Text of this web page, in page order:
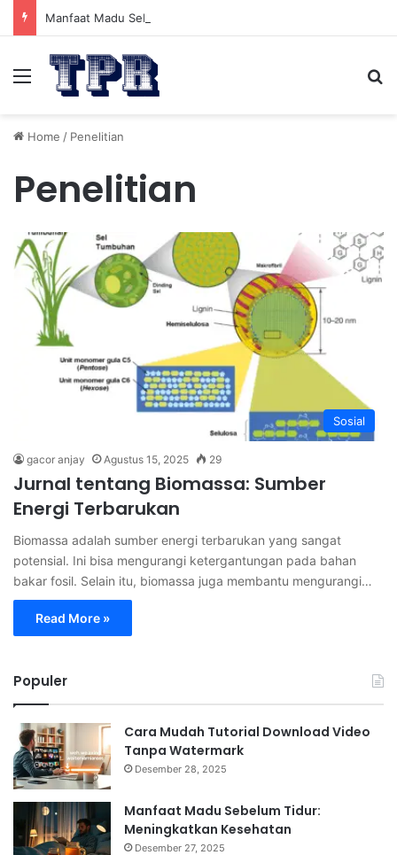
Manfaat Madu Sebelum Tidur: Meningkatkan Kesehatan
Menu
Home / Penelitian
Penelitian
Sosial
gacor anjay Agustus 15, 2025 29
Jurnal tentang Biomassa: Sumber
Energi Terbarukan
Biomassa adalah sumber energi terbarukan yang sangat
potensial. Ini bisa mengurangi ketergantungan pada bahan
bakar fosil. Selain itu, biomassa juga membantu mengurangi…
Read More »
Populer
Cara Mudah Tutorial Download Video
Tanpa Watermark
Desember 28, 2025
Manfaat Madu Sebelum Tidur:
Meningkatkan Kesehatan
Desember 27, 2025